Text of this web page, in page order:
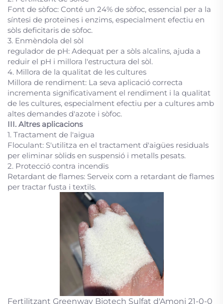
Font de sòfoc: Conté un 24% de sòfoc, essencial per a la
síntesi de proteïnes i enzims, especialment efectiu en
sòls deficitaris de sòfoc.
3. Enmèndola del sòl
regulador de pH: Adequat per a sòls alcalins, ajuda a
reduir el pH i millora l'estructura del sòl.
4. Millora de la qualitat de les cultures
Millora de rendiment: La seva aplicació correcta
incrementa significativament el rendiment i la qualitat
de les cultures, especialment efectiu per a cultures amb
altes demandes d'azote i sòfoc.
III. Altres aplicacions
1. Tractament de l'aigua
Floculant: S'utilitza en el tractament d'aigües residuals
per eliminar sòlids en suspensió i metalls pesats.
2. Protecció contra incendis
Retardant de flames: Serveix com a retardant de flames
per tractar fusta i textils.
Fertilitzant Greenway Biotech Sulfat d'Amoni 21-0-0